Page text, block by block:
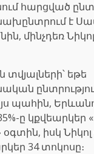
հարցված
է
մինչդեռ
եթե
պահին,
ը կքվեարկեր
իսկ
34 տոկոսը։